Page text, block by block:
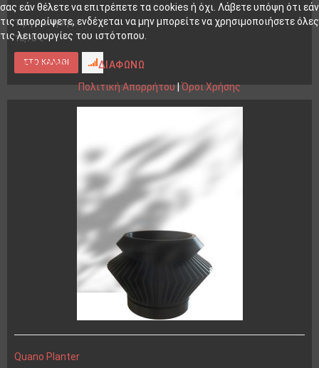
Τιμή πώλησης:
18,70 €
Quano Planter
σας εάν θέλετε να επιτρέπετε τα cookies ή όχι. Λάβετε υπόψη ότι εάν
τις απορρίψετε, ενδέχεται να μην μπορείτε να χρησιμοποιήσετε όλες
τις λειτουργίες του ιστότοπου.
ΣΥΜΦΩΝΏ
ΔΙΑΦΩΝΏ
Πολιτική Απορρήτου|Όροι Χρήσης